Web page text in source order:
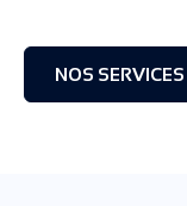
NOS SERVICES